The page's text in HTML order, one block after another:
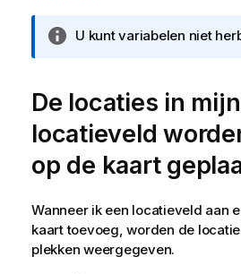
I
o
r
m
a
t
e
U kunt variabelen niet
De locaties in mijn
locatieveld
op de kaart
Wanneer ik een locatieveld aan
kaart toevoeg, worden de
plekken weergegeven.